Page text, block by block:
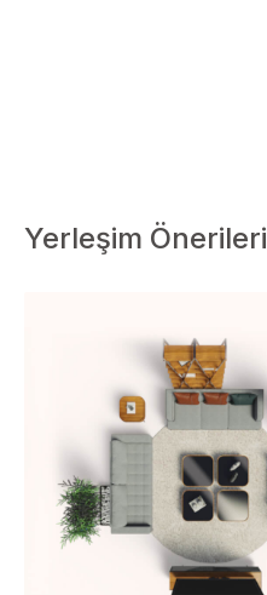
Yerleşim Önerileri